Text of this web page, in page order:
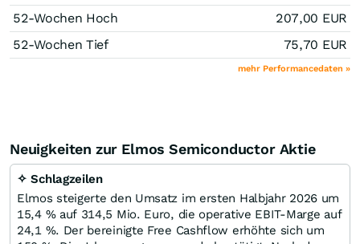
52-Wochen Hoch
207,00 EUR
52-Wochen Tief
75,70 EUR
mehr Performancedaten »
Neuigkeiten zur Elmos Semiconductor Aktie
✧ Schlagzeilen
Elmos steigerte den Umsatz im ersten Halbjahr 2026 um
15,4 % auf 314,5 Mio. Euro, die operative EBIT-Marge auf
24,1 %. Der bereinigte Free Cashflow erhöhte sich um